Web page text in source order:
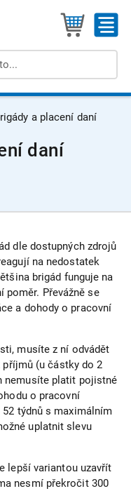
a placení daní
daní
dle dostupných zdrojů
na nedostatek
brigád funguje na
poměr. Převážně se
a dohody o pracovní
musíte z ní odvádět
(u částky do 2
nemusíte platit pojistné
o pracovní
týdnů s maximálním
uplatnit slevu
lepší variantou uzavřít
nesmí překročit 300